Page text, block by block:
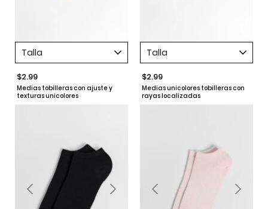
Talla
$2.99
Medias tobilleras con ajuste y
texturas unicolores
Talla
$2.99
Medias unicolores tobilleras con
rayas localizadas